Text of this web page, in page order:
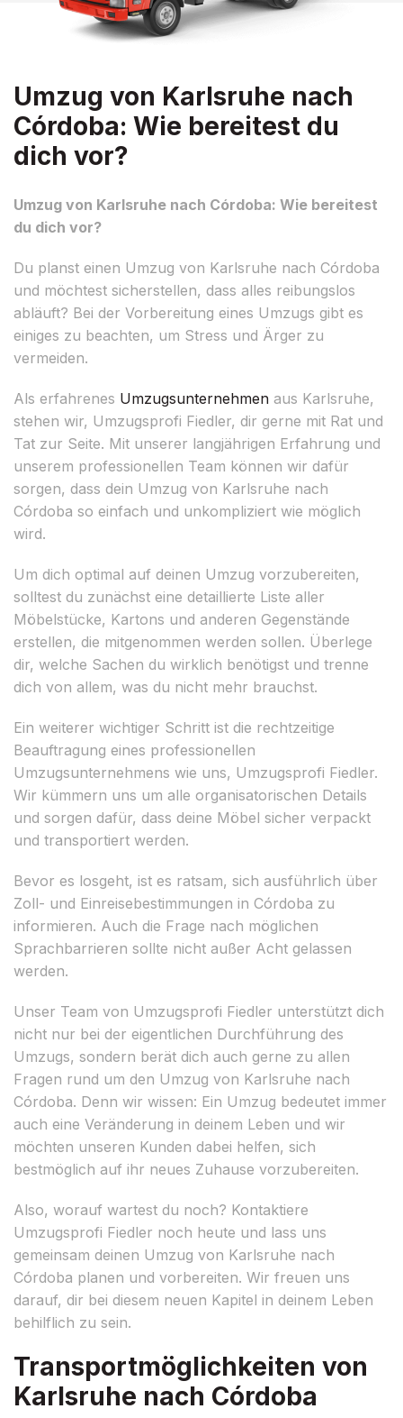
Umzug von Karlsruhe nach
Córdoba: Wie bereitest du
dich vor?
Umzug von Karlsruhe nach Córdoba: Wie bereitest
du dich vor?
Du planst einen Umzug von Karlsruhe nach Córdoba
und möchtest sicherstellen, dass alles reibungslos
abläuft? Bei der Vorbereitung eines Umzugs gibt es
einiges zu beachten, um Stress und Ärger zu
vermeiden.
Als erfahrenes Umzugsunternehmen aus Karlsruhe,
stehen wir, Umzugsprofi Fiedler, dir gerne mit Rat und
Tat zur Seite. Mit unserer langjährigen Erfahrung und
unserem professionellen Team können wir dafür
sorgen, dass dein Umzug von Karlsruhe nach
Córdoba so einfach und unkompliziert wie möglich
wird.
Um dich optimal auf deinen Umzug vorzubereiten,
solltest du zunächst eine detaillierte Liste aller
Möbelstücke, Kartons und anderen Gegenstände
erstellen, die mitgenommen werden sollen. Überlege
dir, welche Sachen du wirklich benötigst und trenne
dich von allem, was du nicht mehr brauchst.
Ein weiterer wichtiger Schritt ist die rechtzeitige
Beauftragung eines professionellen
Umzugsunternehmens wie uns, Umzugsprofi Fiedler.
Wir kümmern uns um alle organisatorischen Details
und sorgen dafür, dass deine Möbel sicher verpackt
und transportiert werden.
Bevor es losgeht, ist es ratsam, sich ausführlich über
Zoll- und Einreisebestimmungen in Córdoba zu
informieren. Auch die Frage nach möglichen
Sprachbarrieren sollte nicht außer Acht gelassen
werden.
Unser Team von Umzugsprofi Fiedler unterstützt dich
nicht nur bei der eigentlichen Durchführung des
Umzugs, sondern berät dich auch gerne zu allen
Fragen rund um den Umzug von Karlsruhe nach
Córdoba. Denn wir wissen: Ein Umzug bedeutet immer
auch eine Veränderung in deinem Leben und wir
möchten unseren Kunden dabei helfen, sich
bestmöglich auf ihr neues Zuhause vorzubereiten.
Also, worauf wartest du noch? Kontaktiere
Umzugsprofi Fiedler noch heute und lass uns
gemeinsam deinen Umzug von Karlsruhe nach
Córdoba planen und vorbereiten. Wir freuen uns
darauf, dir bei diesem neuen Kapitel in deinem Leben
behilflich zu sein.
Transportmöglichkeiten von
Karlsruhe nach Córdoba